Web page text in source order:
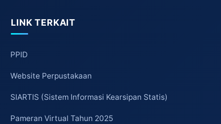
LINK TERKAIT
PPID
Website Perpustakaan
SIARTIS (Sistem Informasi Kearsipan Statis)
Pameran Virtual Tahun 2025